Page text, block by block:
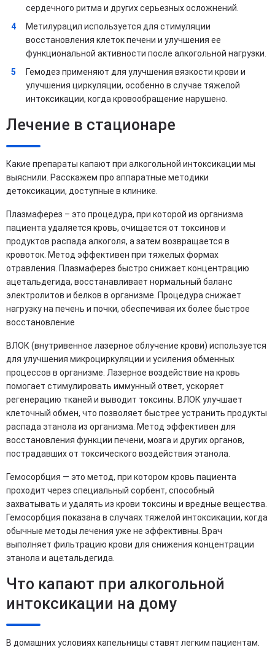
сердечного ритма и других серьезных осложнений.
Метилурацил используется для стимуляции
восстановления клеток печени и улучшения ее
функциональной активности после алкогольной нагрузки.
Гемодез применяют для улучшения вязкости крови и
улучшения циркуляции, особенно в случае тяжелой
интоксикации, когда кровообращение нарушено.
Лечение в стационаре
Какие препараты капают при алкогольной интоксикации мы
выяснили. Расскажем про аппаратные методики
детоксикации, доступные в клинике.
Плазмаферез – это процедура, при которой из организма
пациента удаляется кровь, очищается от токсинов и
продуктов распада алкоголя, а затем возвращается в
кровоток. Метод эффективен при тяжелых формах
отравления. Плазмаферез быстро снижает концентрацию
ацетальдегида, восстанавливает нормальный баланс
электролитов и белков в организме. Процедура снижает
нагрузку на печень и почки, обеспечивая их более быстрое
восстановление
ВЛОК (внутривенное лазерное облучение крови) используется
для улучшения микроциркуляции и усиления обменных
процессов в организме. Лазерное воздействие на кровь
помогает стимулировать иммунный ответ, ускоряет
регенерацию тканей и выводит токсины. ВЛОК улучшает
клеточный обмен, что позволяет быстрее устранить продукты
распада этанола из организма. Метод эффективен для
восстановления функции печени, мозга и других органов,
пострадавших от токсического воздействия этанола.
Гемосорбция — это метод, при котором кровь пациента
проходит через специальный сорбент, способный
захватывать и удалять из крови токсины и вредные вещества.
Гемосорбция показана в случаях тяжелой интоксикации, когда
обычные методы лечения уже не эффективны. Врач
выполняет фильтрацию крови для снижения концентрации
этанола и ацетальдегида.
Что капают при алкогольной
интоксикации на дому
В домашних условиях капельницы ставят легким пациентам.